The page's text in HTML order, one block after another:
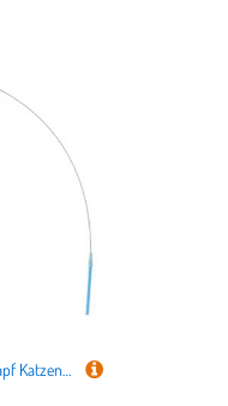
MEIBAOGE Interaktion Saugnapf Katzen Teasing Stick Spielzeug Indoor Training Gefiederter Zauberstab Jagd Rute Spielzeug Katzen Teasing Su